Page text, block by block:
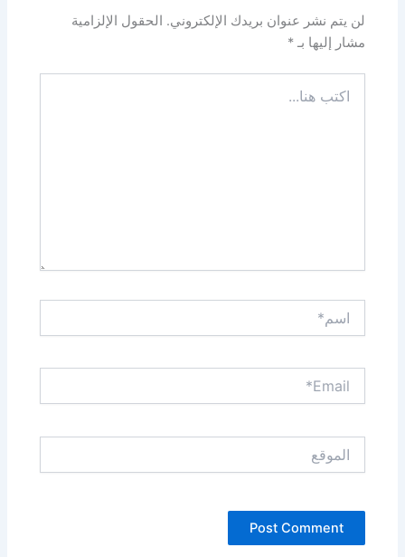
لن يتم نشر عنوان بريدك الإلكتروني. الحقول الإلزامية
مشار إليها بـ*
هنا...